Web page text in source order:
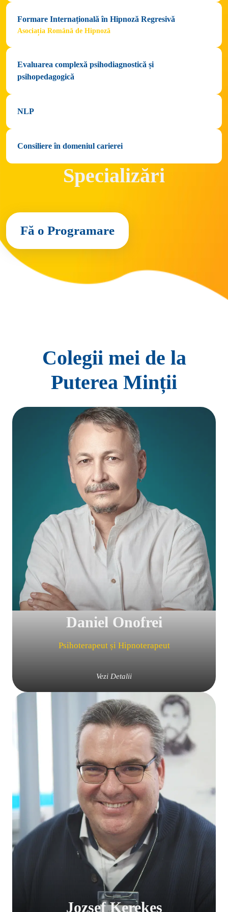
Formare Internațională în Hipnoză Regresivă
Asociația Română de Hipnoză
Evaluarea complexă psihodiagnostică și
psihopedagogică
NLP
Consiliere în domeniul carierei
Specializări
Fă o Programare
Colegii mei de la
Puterea Minții
Daniel Onofrei
Psihoterapeut și Hipnoterapeut
Vezi Detalii
Jozsef Kerekes